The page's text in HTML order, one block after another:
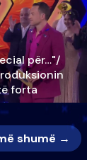
për…"/
forta
shumë →